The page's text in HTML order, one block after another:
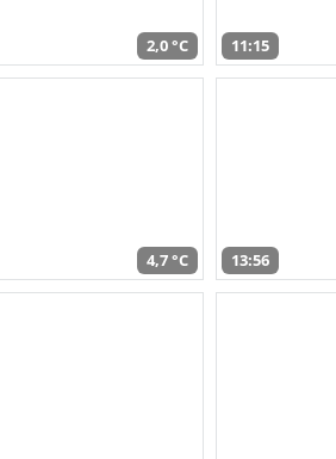
2,0 °C 11:15
4,7 °C 13:56